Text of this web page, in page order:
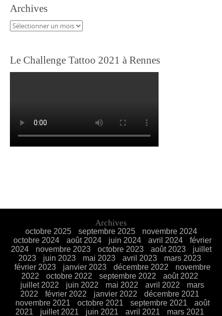
Archives
Archives
Le Challenge Tattoo 2021 à Rennes
Archives
octobre 2025 septembre 2025
novembre 2024
octobre 2024
août 2024 juin 2024 avril 2024
février
2024
novembre 2023 octobre 2023 août 2023
juillet
2023
juin 2023 mai 2023 avril 2023
mars 2023
février 2023
janvier 2023 décembre 2022
novembre
2022
octobre 2022 septembre 2022
août 2022
juillet 2022
juin 2022 mai 2022 avril 2022
mars
2022
février 2022 janvier 2022
décembre 2021
novembre 2021
octobre 2021 septembre 2021
août
2021
juillet 2021 juin 2021 avril 2021 mars 2021